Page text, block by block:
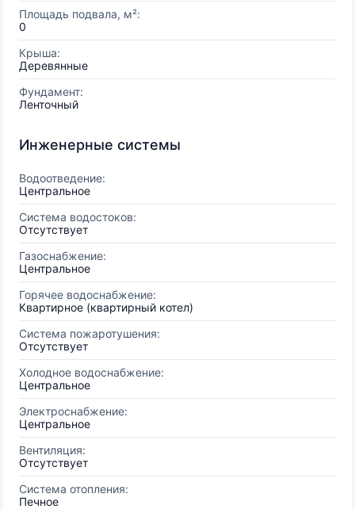
Площадь подвала, м²:
0
Крыша:
Деревянные
Фундамент:
Ленточный
Инженерные системы
Водоотведение:
Центральное
Система водостоков:
Отсутствует
Газоснабжение:
Центральное
Горячее водоснабжение:
Квартирное (квартирный котел)
Система пожаротушения:
Отсутствует
Холодное водоснабжение:
Центральное
Электроснабжение:
Центральное
Вентиляция:
Отсутствует
Система отопления:
Печное